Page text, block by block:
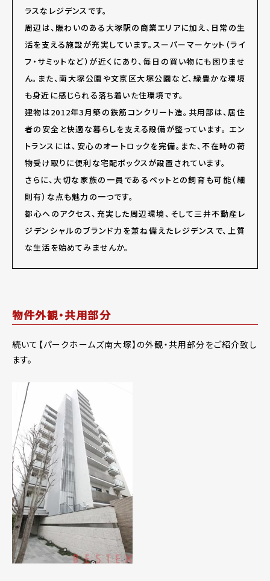
ラスなレジデンスです。
周辺は、賑わいのある大塚駅の商業エリアに加え、日常の生
活を支える施設が充実しています。スーパーマーケット（ライ
フ・サミットなど）が近くにあり、毎日の買い物にも困りませ
ん。また、南大塚公園や文京区大塚公園など、緑豊かな環境
も身近に感じられる落ち着いた住環境です。
建物は2012年3月築の鉄筋コンクリート造。共用部は、居住
者の安全と快適な暮らしを支える設備が整っています。 エン
トランスには、安心のオートロックを完備。また、不在時の荷
物受け取りに便利な宅配ボックスが設置されています。
さらに、大切な家族の一員であるペットとの飼育も可能（細
則有）な点も魅力の一つです。
都心へのアクセス、充実した周辺環境、そして三井不動産レ
ジデンシャルのブランド力を兼ね備えたレジデンスで、上質
な生活を始めてみませんか。
物件外観・共用部分
続いて【パークホームズ南大塚】の外観・共用部分をご紹介致し
ます。